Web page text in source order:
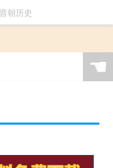
晋朝历史
☚